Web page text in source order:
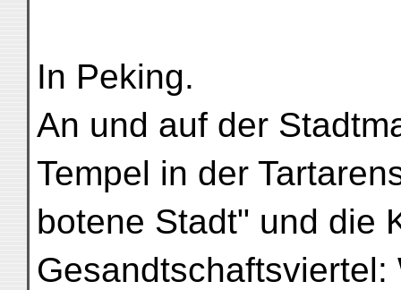
In Peking.
An und auf der
Tempel in der
botene Stadt" und die
Gesandtschaftsviertel: